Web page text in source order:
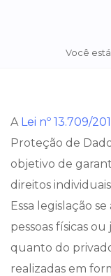
Você
A Lei nº 13.709/
Proteção de
objetivo de
direitos
Essa legislação
pessoas físicas
quanto do
realizadas em